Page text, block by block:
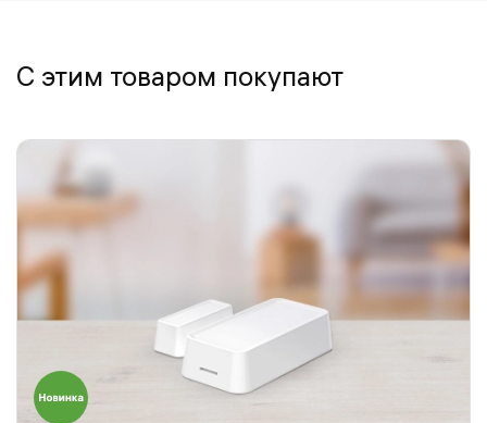
С этим товаром покупают